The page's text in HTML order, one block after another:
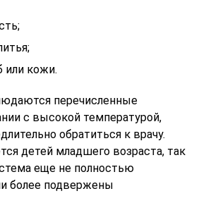
или кожи.
перечисленные
с высокой температурой,
обратиться к врачу.
детей младшего возраста, так
еще не полностью
более подвержены